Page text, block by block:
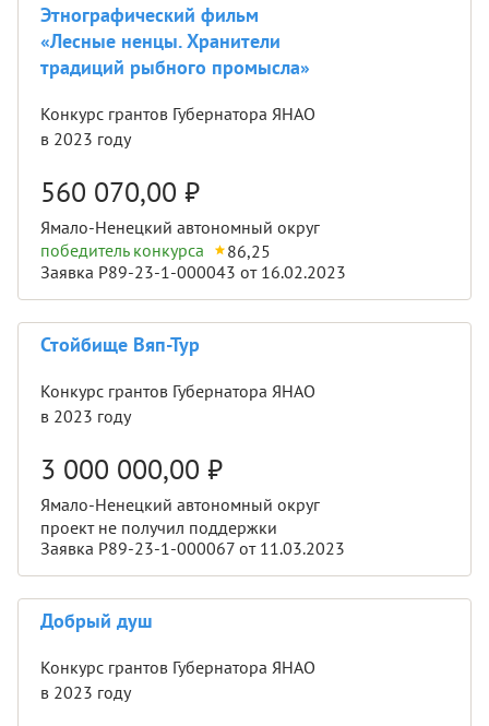
Этнографический фильм
«Лесные ненцы. Хранители
традиций рыбного промысла»
Конкурс грантов Губернатора ЯНАО
в 2023 году
560 070,00 ₽
Ямало-Ненецкий автономный округ
победитель конкурса
86,25
Заявка Р89-23-1-000043 от 16.02.2023
Стойбище Вяп-Тур
Конкурс грантов Губернатора ЯНАО
в 2023 году
3 000 000,00 ₽
Ямало-Ненецкий автономный округ
проект не получил поддержки
Заявка Р89-23-1-000067 от 11.03.2023
Добрый душ
Конкурс грантов Губернатора ЯНАО
в 2023 году